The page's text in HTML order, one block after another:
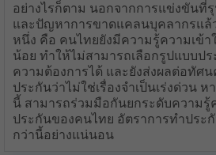
อย่างไรก็ตาม นอกจากการแข่งขันที่
และปัญหาการขาดแคลนบุคลากรแล้
หนึ่ง คือ คนไทยยังมีความรู้ความเข้า
น้อย ทำให้ไม่สามารถเลือกรูปแบบป
ความต้องการได้ และยังส่งผลต่อทัศน
ประกันว่าไม่ใช่เรื่องจำเป็นเร่งด่วน
นี้ สามารถร่วมมือกันยกระดับความรู้
ประกันของคนไทย อัตราการทำประ
กว่านี้อย่างแน่นอน